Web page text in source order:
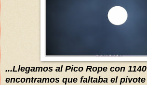
...Llegamos al Pico Rope con 1140
encontramos que faltaba el pivote